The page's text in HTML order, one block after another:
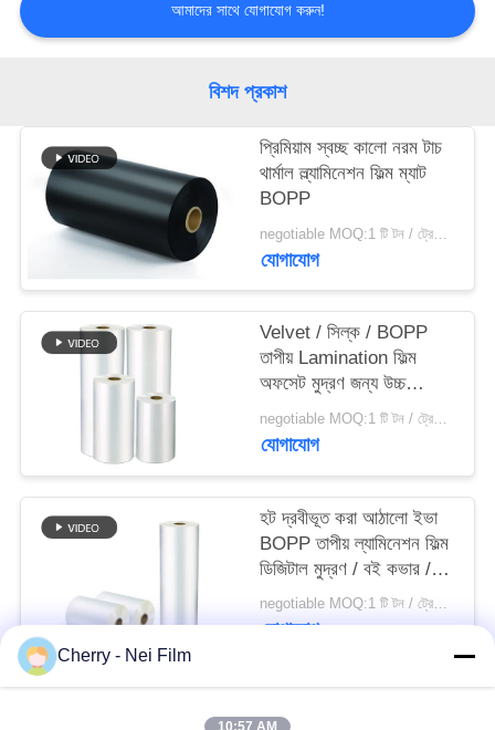
উদ্ধৃতির
সাইট
ম্যাপ
PRIVACY
POLICY
আমাদের সাথে যোগাযোগ করুন!
বিশদ প্রকাশ
প্রিমিয়াম স্বচ্ছ কালো নরম টাচ
থার্মাল ল্ল্যামিনেশন ফিল্ম ম্যাট
BOPP
negotiable MOQ:1 টি টন / ট্রেইলের অর্ডার আলোচনা সাপেক্ষ
যোগাযোগ
Velvet / সিল্ক / BOPP
তাপীয় Lamination ফিল্ম
অফসেট মুদ্রণ জন্য উচ্চ
স্থায়িত্ব এবং নরমতা
negotiable MOQ:1 টি টন / ট্রেইলের অর্ডার আলোচনা সাপেক্ষ
যোগাযোগ
হট দ্রবীভূত করা আঠালো ইভা
BOPP তাপীয় ল্যামিনেশন ফিল্ম
ডিজিটাল মুদ্রণ / বই কভার /
উপহার বক্স জন্য
negotiable MOQ:1 টি টন / ট্রেইলের অর্ডার আলোচনা সাপেক্ষ
যোগাযোগ
Cherry - Nei Film
10:57 AM